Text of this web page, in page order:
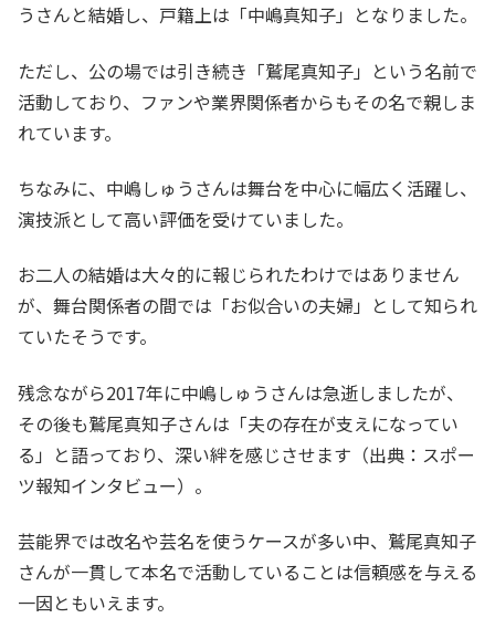
うさんと結婚し、戸籍上は「中嶋真知子」となりました。
ただし、公の場では引き続き「鷲尾真知子」という名前で
活動しており、ファンや業界関係者からもその名で親しま
れています。
ちなみに、中嶋しゅうさんは舞台を中心に幅広く活躍し、
演技派として高い評価を受けていました。
お二人の結婚は大々的に報じられたわけではありません
が、舞台関係者の間では「お似合いの夫婦」として知られ
ていたそうです。
残念ながら2017年に中嶋しゅうさんは急逝しましたが、
その後も鷲尾真知子さんは「夫の存在が支えになってい
る」と語っており、深い絆を感じさせます（出典：スポー
ツ報知インタビュー）。
芸能界では改名や芸名を使うケースが多い中、鷲尾真知子
さんが一貫して本名で活動していることは信頼感を与える
一因ともいえます。